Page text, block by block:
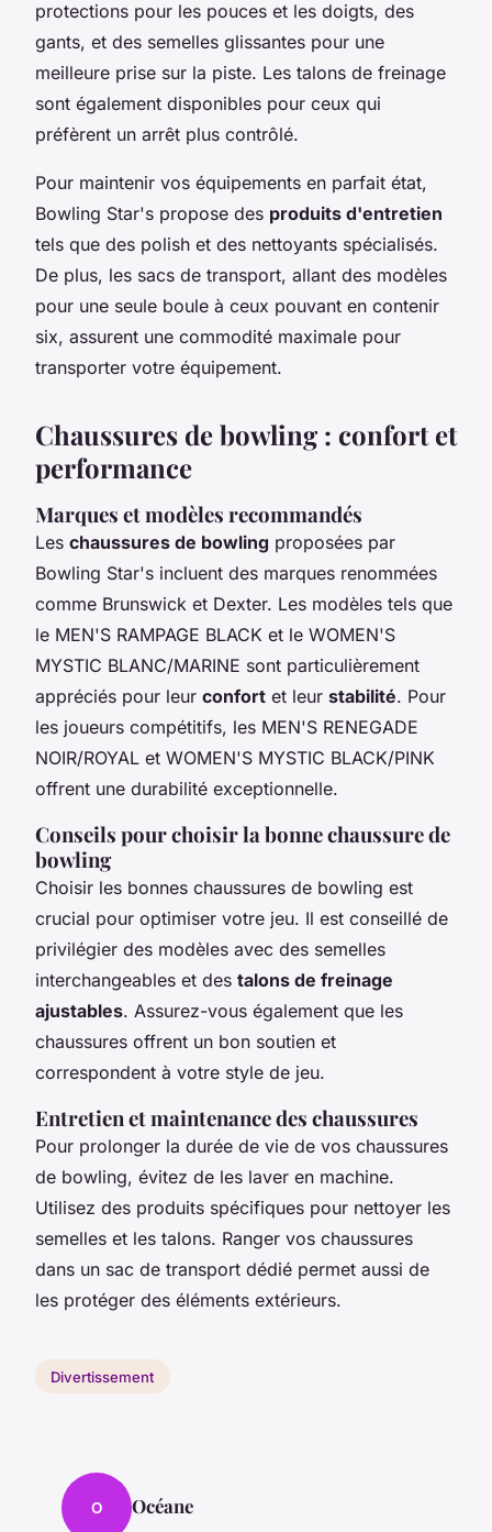
protections pour les pouces et les doigts, des
gants, et des semelles glissantes pour une
meilleure prise sur la piste. Les talons de freinage
sont également disponibles pour ceux qui
préfèrent un arrêt plus contrôlé.
Pour maintenir vos équipements en parfait état,
Bowling Star's propose des produits d'entretien
tels que des polish et des nettoyants spécialisés.
De plus, les sacs de transport, allant des modèles
pour une seule boule à ceux pouvant en contenir
six, assurent une commodité maximale pour
transporter votre équipement.
Chaussures de bowling : confort et
performance
Marques et modèles recommandés
Les chaussures de bowling proposées par
Bowling Star's incluent des marques renommées
comme Brunswick et Dexter. Les modèles tels que
le MEN'S RAMPAGE BLACK et le WOMEN'S
MYSTIC BLANC/MARINE sont particulièrement
appréciés pour leur confort et leur stabilité. Pour
les joueurs compétitifs, les MEN'S RENEGADE
NOIR/ROYAL et WOMEN'S MYSTIC BLACK/PINK
offrent une durabilité exceptionnelle.
Conseils pour choisir la bonne chaussure de
bowling
Choisir les bonnes chaussures de bowling est
crucial pour optimiser votre jeu. Il est conseillé de
privilégier des modèles avec des semelles
interchangeables et des talons de freinage
ajustables. Assurez-vous également que les
chaussures offrent un bon soutien et
correspondent à votre style de jeu.
Entretien et maintenance des chaussures
Pour prolonger la durée de vie de vos chaussures
de bowling, évitez de les laver en machine.
Utilisez des produits spécifiques pour nettoyer les
semelles et les talons. Ranger vos chaussures
dans un sac de transport dédié permet aussi de
les protéger des éléments extérieurs.
Divertissement
O Océane